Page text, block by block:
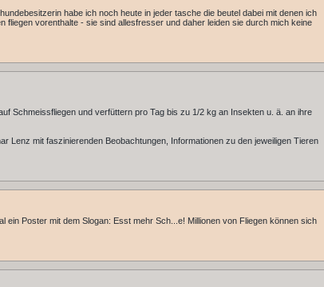
habe ich noch heute in jeder tasche die beutel dabei mit denen ich
fliegen vorenthalte - sie sind allesfresser und daher leiden sie durch mich keine
Schmeissfliegen und verfüttern pro Tag bis zu 1/2 kg an Insekten u. ä. an ihre
Lenz mit faszinierenden Beobachtungen, Informationen zu den jeweiligen Tieren
ein Poster mit dem Slogan: Esst mehr Sch...e! Millionen von Fliegen können sich